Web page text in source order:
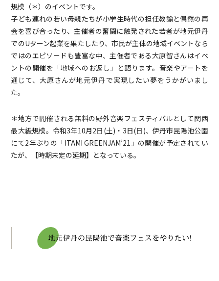
規模（＊）のイベントです。
子ども連れの若い母親たちが小学生時代の担任教諭と偶然の再
会を喜び合ったり、主催者の奮闘に触発された若者が地元伊丹
でのUターン起業を果たしたり、市民が主体の地域イベントなら
ではのエピソードも豊富な中、主催者である大原智さんはイベ
ントの開催を「地域へのお返し」と語ります。音楽やアートを
通じて、大原さんが地元伊丹で実現したい夢をうかがいまし
た。
＊地方で開催される無料の野外音楽フェスティバルとして関西
最大級規模。令和3年10月2日(土)・3日(日)、伊丹市昆陽池公園
にて2年ぶりの「ITAMI GREENJAM’21」の開催が予定されてい
たが、【時期未定の延期】となっている。